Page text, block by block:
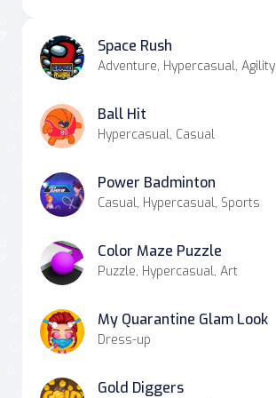
Space Rush
Adventure, Hypercasual, Agility
Ball Hit
Hypercasual, Casual
Power Badminton
Casual, Hypercasual, Sports
Color Maze Puzzle
Puzzle, Hypercasual, Art
My Quarantine Glam Look
Dress-up
Gold Diggers